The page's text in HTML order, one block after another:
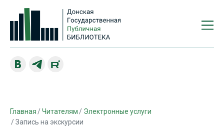
Главная Читателям
Электронные услуги
Запись на экскурсии